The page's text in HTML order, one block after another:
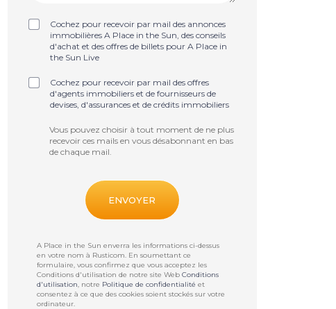
Cochez pour recevoir par mail des annonces
immobilières A Place in the Sun, des conseils
d'achat et des offres de billets pour A Place in
the Sun Live
Cochez pour recevoir par mail des offres
d'agents immobiliers et de fournisseurs de
devises, d'assurances et de crédits immobiliers
Vous pouvez choisir à tout moment de ne plus
recevoir ces mails en vous désabonnant en bas
de chaque mail.
A Place in the Sun enverra les informations ci-dessus
en votre nom à Rusticom. En soumettant ce
formulaire, vous confirmez que vous acceptez les
Conditions d'utilisation de notre site WebConditions
d'utilisation, notre Politique de confidentialité et
consentez à ce que des cookies soient stockés sur votre
ordinateur.